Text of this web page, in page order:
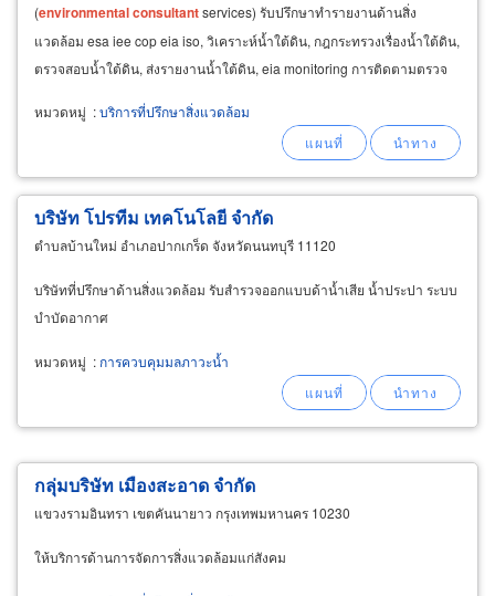
(environmentalconsultantservices) รับปรึกษาทำรายงานด้านสิ่ง
แวดล้อม esa iee cop eia iso, วิเคราะห์น้ำใต้ดิน, กฎกระทรวงเรื่องน้ำใต้ดิน,
ตรวจสอบน้ำใต้ดิน, ส่งรายงานน้ำใต้ดิน, eia monitoring การติดตามตรวจ
หมวดหมู่ :บริการที่ปรึกษาสิ่งแวดล้อม
บริษัท โปรทีม เทคโนโลยี จำกัด
ตำบลบ้านใหม่ อำเภอปากเกร็ด จังหวัดนนทบุรี 11120
บริษัทที่ปรึกษาด้านสิ่งแวดล้อม รับสำรวจออกแบบด้าน้ำเสีย น้ำประปา ระบบ
บำบัดอากาศ
หมวดหมู่ : การควบคุมมลภาวะน้ำ
กลุ่มบริษัท เมืองสะอาด จำกัด
แขวงรามอินทรา เขตคันนายาว กรุงเทพมหานคร 10230
ให้บริการด้านการจัดการสิ่งแวดล้อมแก่สังคม